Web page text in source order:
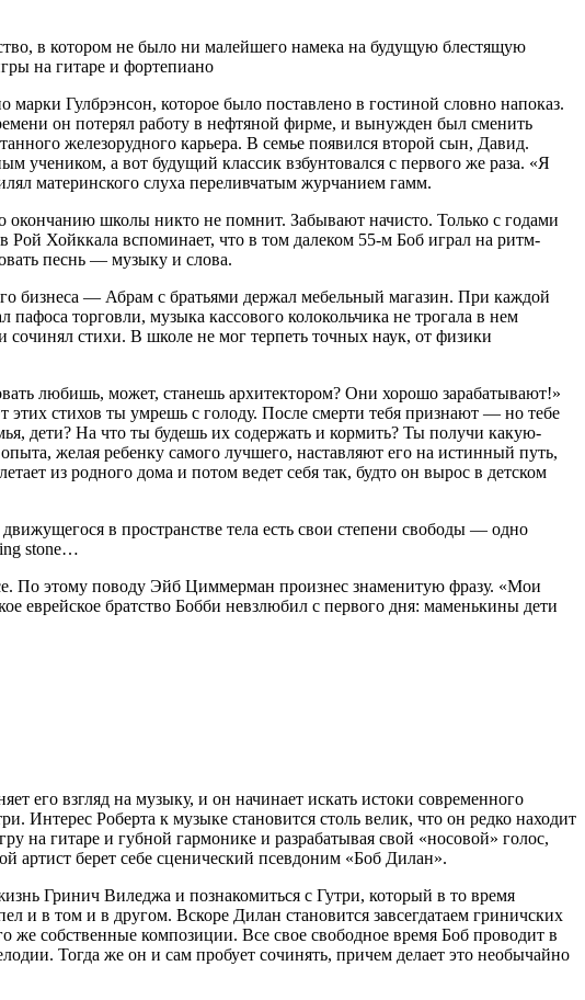
в котором не было ни малейшего намека на будущую блестящую
на гитаре и фортепиано
Гулбрэнсон, которое было поставлено в гостиной словно напоказ.
он потерял работу в нефтяной фирме, и вынужден был сменить
железорудного карьера. В семье появился второй сын, Давид.
учеником, а вот будущий классик взбунтовался с первого же раза. «Я
материнского слуха переливчатым журчанием гамм.
школы никто не помнит. Забывают начисто. Только с годами
Хойккала вспоминает, что в том далеком 55-м Боб играл на ритм-
песнь — музыку и слова.
бизнеса — Абрам с братьями держал мебельный магазин. При каждой
торговли, музыка кассового колокольчика не трогала в нем
стихи. В школе не мог терпеть точных наук, от физики
любишь, может, станешь архитектором? Они хорошо зарабатывают!»
стихов ты умрешь с голоду. После смерти тебя признают — но тебе
дети? На что ты будешь их содержать и кормить? Ты получи какую-
желая ребенку самого лучшего, наставляют его на истинный путь,
из родного дома и потом ведет себя так, будто он вырос в детском
в пространстве тела есть свои степени свободы — одно
stone…
По этому поводу Эйб Циммерман произнес знаменитую фразу. «Мои
братство Бобби невзлюбил с первого дня: маменькины дети
его взгляд на музыку, и он начинает искать истоки современного
Интерес Роберта к музыке становится столь велик, что он редко находит
на гитаре и губной гармонике и разрабатывая свой «носовой» голос,
артист берет себе сценический псевдоним «Боб Дилан».
Гринич Виледжа и познакомиться с Гутри, который в то время
и в том и в другом. Вскоре Дилан становится завсегдатаем гриничских
же собственные композиции. Все свое свободное время Боб проводит в
Тогда же он и сам пробует сочинять, причем делает это необычайно